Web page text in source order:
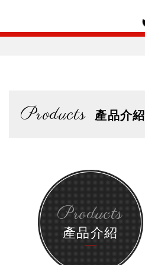
Products 產品介紹
Products
產品介紹